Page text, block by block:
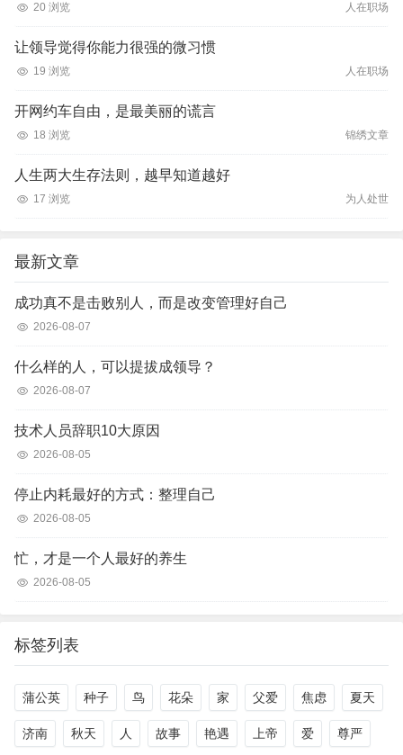
20 浏览 人在职场
让领导觉得你能力很强的微习惯
19 浏览 人在职场
开网约车自由，是最美丽的谎言
18 浏览 锦绣文章
人生两大生存法则，越早知道越好
17 浏览 为人处世
最新文章
成功真不是击败别人，而是改变管理好自己
2026-08-07
什么样的人，可以提拔成领导？
2026-08-07
技术人员辞职10大原因
2026-08-05
停止内耗最好的方式：整理自己
2026-08-05
忙，才是一个人最好的养生
2026-08-05
标签列表
蒲公英 种子 鸟 花朵 家 父爱 焦虑 夏天
济南 秋天 人 故事 艳遇 上帝 爱 尊严